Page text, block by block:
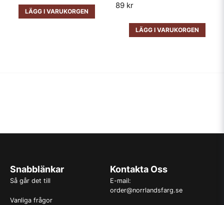
LÄGG I VARUKORGEN
89 kr
LÄGG I VARUKORGEN
Snabblänkar
Så går det till
Vanliga frågor
Kontakta Oss
E-mail:
order@norrlandsfarg.se